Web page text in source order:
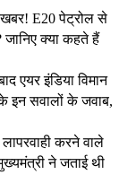
खबर! E20 पेट्रोल से
क्या कहते हैं
एयर इंडिया विमान
इन सवालों के जवाब,
करने वाले
ने जताई थी